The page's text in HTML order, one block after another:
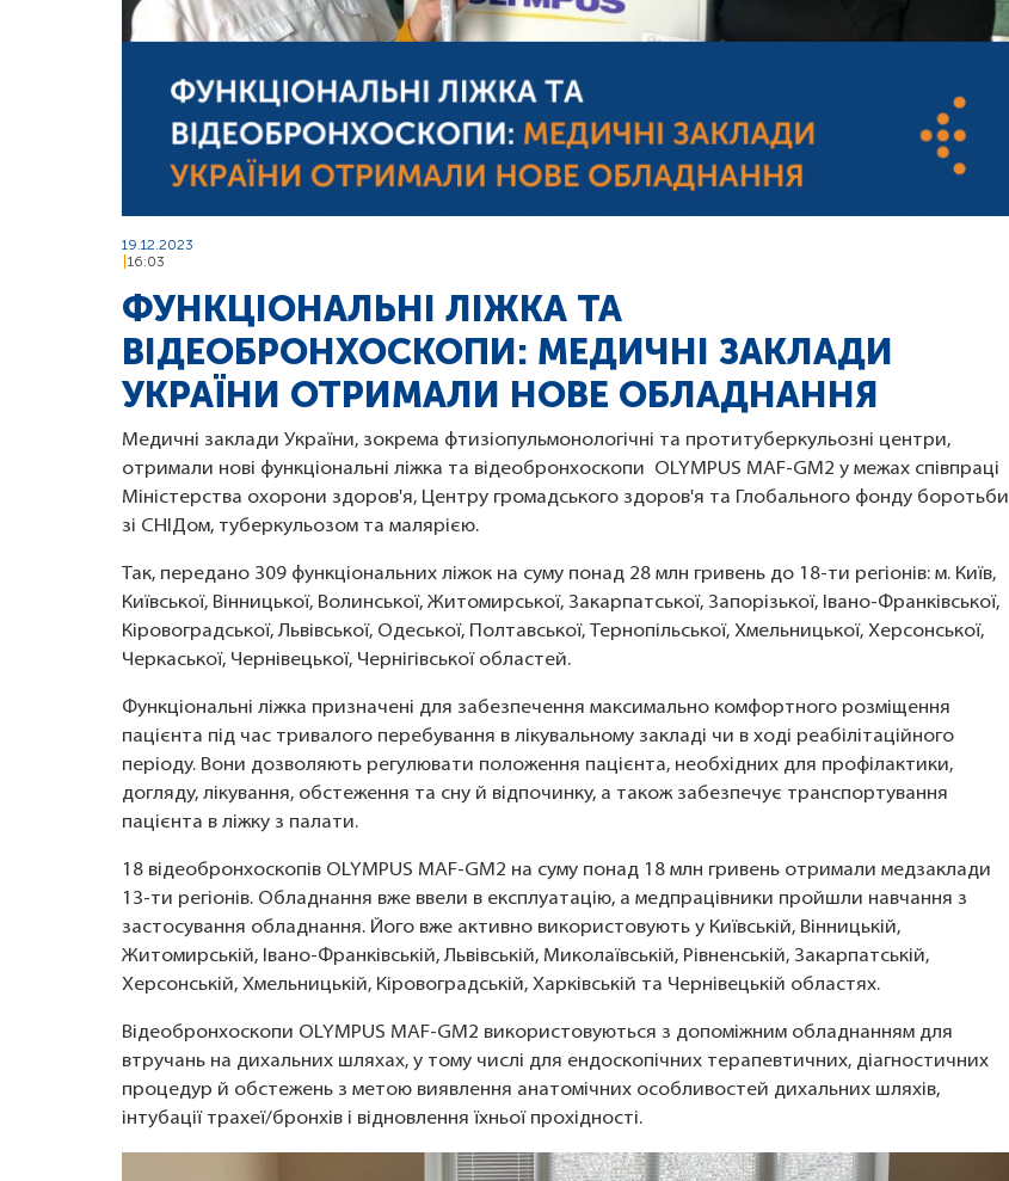
19.12.2023
16:03
ФУНКЦІОНАЛЬНІ ЛІЖКА ТА
ВІДЕОБРОНХОСКОПИ: МЕДИЧНІ ЗАКЛАДИ
УКРАЇНИ ОТРИМАЛИ НОВЕ ОБЛАДНАННЯ
Медичні заклади України, зокрема фтизіопульмонологічні та протитуберкульозні центри,
отримали нові функціональні ліжка та відеобронхоскопи OLYMPUS MAF-GM2 у межах співпраці
Міністерства охорони здоров'я, Центру громадського здоров'я та Глобального фонду боротьби
зі СНІДом, туберкульозом та малярією.
Так, передано 309 функціональних ліжок на суму понад 28 млн гривень до 18-ти регіонів: м. Київ,
Київської, Вінницької, Волинської, Житомирської, Закарпатської, Запорізької, Івано-Франківської,
Кіровоградської, Львівської, Одеської, Полтавської, Тернопільської, Хмельницької, Херсонської,
Черкаської, Чернівецької, Чернігівської областей.
Функціональні ліжка призначені для забезпечення максимально комфортного розміщення
пацієнта під час тривалого перебування в лікувальному закладі чи в ході реабілітаційного
періоду. Вони дозволяють регулювати положення пацієнта, необхідних для профілактики,
догляду, лікування, обстеження та сну й відпочинку, а також забезпечує транспортування
пацієнта в ліжку з палати.
18 відеобронхоскопів OLYMPUS MAF-GM2 на суму понад 18 млн гривень отримали медзаклади
13-ти регіонів. Обладнання вже ввели в експлуатацію, а медпрацівники пройшли навчання з
застосування обладнання. Його вже активно використовують у Київській, Вінницькій,
Житомирській, Івано-Франківській, Львівській, Миколаївській, Рівненській, Закарпатській,
Херсонській, Хмельницькій, Кіровоградській, Харківській та Чернівецькій областях.
Відеобронхоскопи OLYMPUS MAF-GM2 використовуються з допоміжним обладнанням для
втручань на дихальних шляхах, у тому числі для ендоскопічних терапевтичних, діагностичних
процедур й обстежень з метою виявлення анатомічних особливостей дихальних шляхів,
інтубації трахеї/бронхів і відновлення їхньої прохідності.